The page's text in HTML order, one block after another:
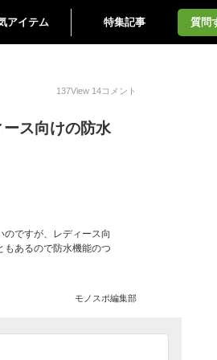
アイテム 特集記事 質問
137View 14コメント
ス向けの防水
ですが、レディース向
もあるので防水機能のつ
モノスポ編集部